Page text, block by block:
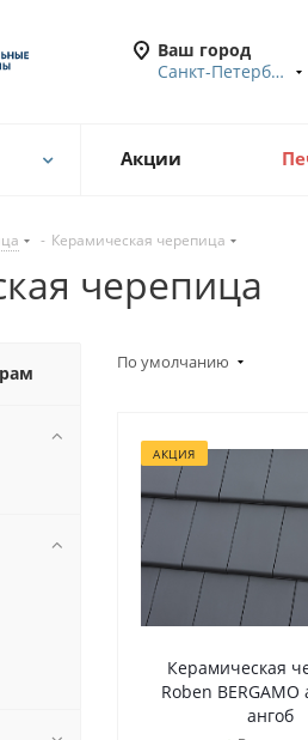
Ваш город
Санкт-Петербург
Акции
- Керамическая черепица
черепица
По умолчанию
АКЦИЯ
Керамическая
Roben
ангоб